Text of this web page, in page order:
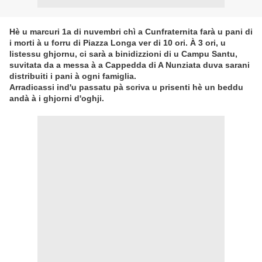
Hè u marcuri 1a di nuvembri chì a Cunfraternita farà u pani di
i morti à u forru di Piazza Longa ver di 10 ori. À 3 ori, u
listessu ghjornu, ci sarà a binidizzioni di u Campu Santu,
suvitata da a messa à a Cappedda di A Nunziata duva sarani
distribuiti i pani à ogni famiglia.
Arradicassi ind'u passatu pà scriva u prisenti hè un beddu
andà à i ghjorni d'oghji.